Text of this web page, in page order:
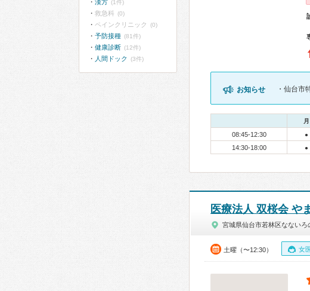
お知らせ ・仙台
月
08:45-12:30 ●
14:30-18:00 ●
医療法人 双桜会 や
宮城県仙台市若林区なないろ
土曜（〜12:30） 女
漢方 (1件)
救急科 (0)
ペインクリニック (0)
予防接種 (81件)
健康診断 (12件)
人間ドック (3件)